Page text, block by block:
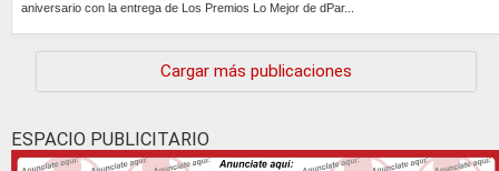
aniversario con la entrega de Los Premios Lo Mejor de dPar...
Cargar más publicaciones
ESPACIO PUBLICITARIO